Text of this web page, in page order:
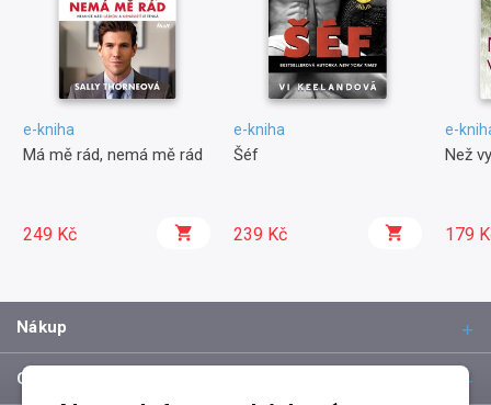
e-kniha
Má mě rád, nemá mě rád
249 Kč
e-kniha
Šéf
239 Kč
e-
Než
179
Nákup
O společnosti